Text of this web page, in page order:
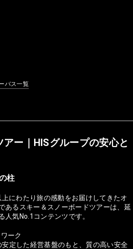
バス一覧
アー｜HISグループの安心と
柱
にわたり旅の感動をお届けしてきたオ
あるスキー＆スノーボードツアーは、延
人気No.1コンテンツです。
ーク
定した経営基盤のもと、質の高い安全